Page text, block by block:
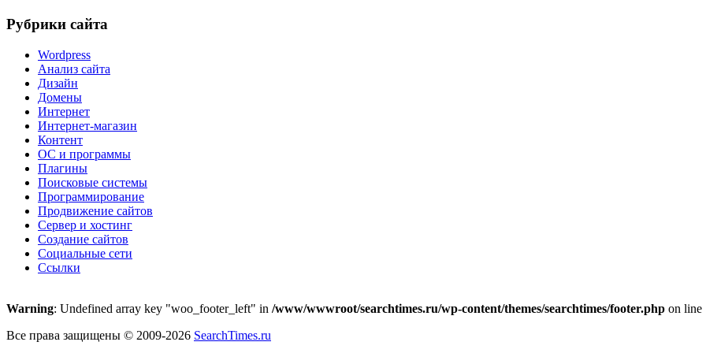
Рубрики сайта
Wordpress
Анализ сайта
Дизайн
Домены
Интернет
Интернет-магазин
Контент
ОС и программы
Плагины
Поисковые системы
Программирование
Продвижение сайтов
Сервер и хостинг
Создание сайтов
Социальные сети
Ссылки
Warning: Undefined array key "woo_footer_left" in /www/wwwroot/searchtimes.ru/wp-content/themes/searchtimes/footer.php on line
Все права защищены © 2009-2026 SearchTimes.ru